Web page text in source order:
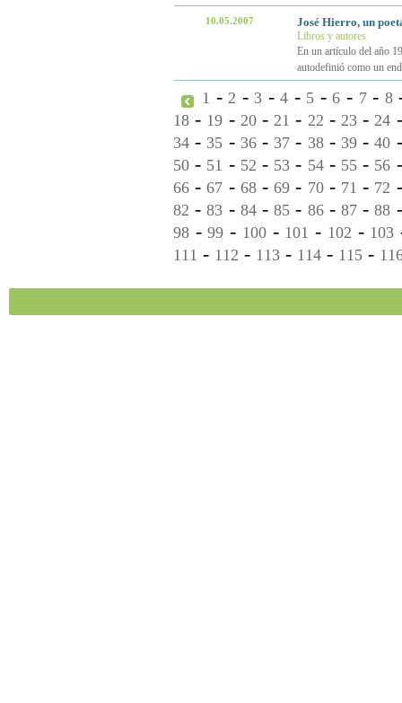
10.05.2007 José Hierro, un
Libros y autores
En un artículo del año
autodefinió como un
1 -2 - 3 -4 - 5 -6 - 7- 8
18 - 19 - 20-21 - 22 - 23-24
34 - 35 - 36- 37 - 38- 39-40
50 - 51 - 52 - 53 - 54- 55- 56
66 -67 - 68-69 - 70- 71 - 72
82 -83 - 84-85 - 86- 87-88
98 -99 - 100- 101 - 102 - 103
111 - 112 - 113 - 114 - 115 -